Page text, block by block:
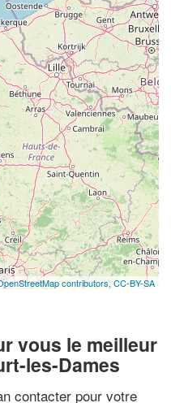
contributors, CC-BY-SA
vous le meilleur
les-Dames
contacter pour votre